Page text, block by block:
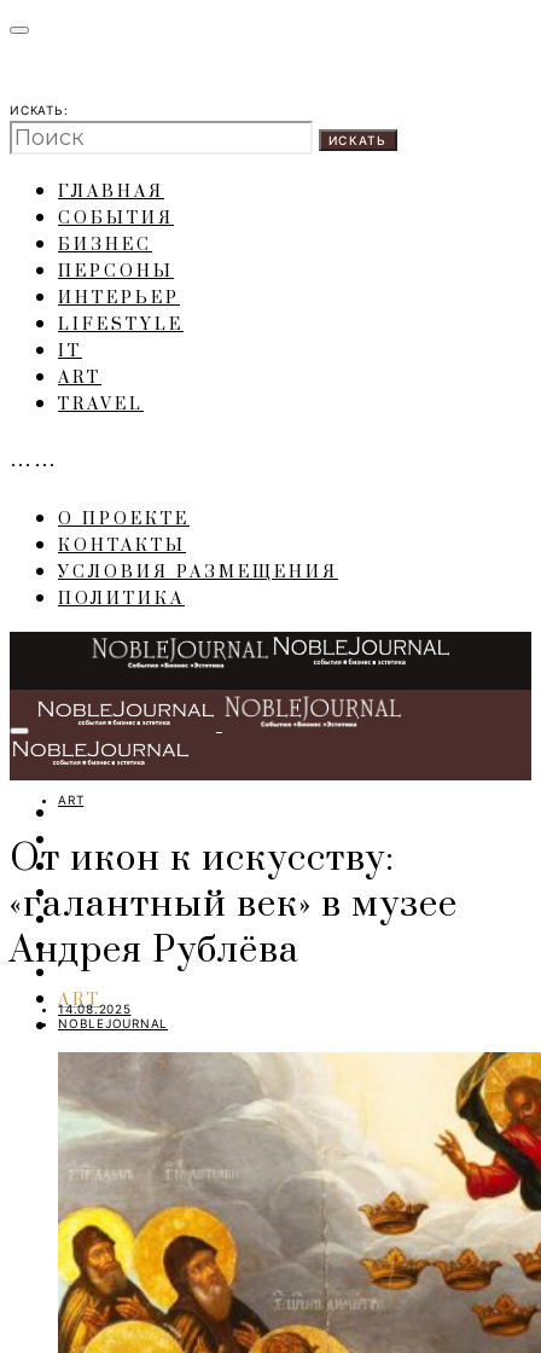
ИСКАТЬ:
ИСКАТЬ
ГЛАВНАЯ
СОБЫТИЯ
БИЗНЕС
ПЕРСОНЫ
ИНТЕРЬЕР
LIFESTYLE
IT
ART
TRAVEL
……
О ПРОЕКТЕ
КОНТАКТЫ
УСЛОВИЯ РАЗМЕЩЕНИЯ
ПОЛИТИКА
ГЛАВНАЯ
БИЗНЕС
ПЕРСОНЫ
ИНТЕРЬЕР
LIFESTYLE
IT
ART
TRAVEL
ART
От икон к искусству:
«галантный век» в музее
Андрея Рублёва
14.08.2025
NOBLEJOURNAL